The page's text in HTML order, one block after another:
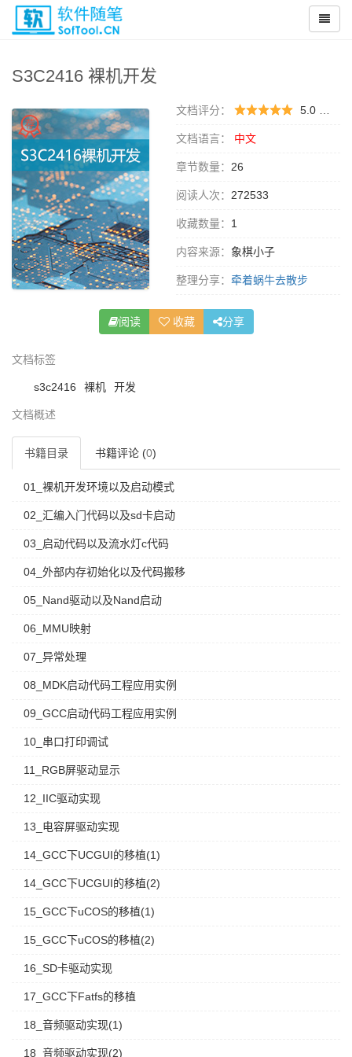
S3C2416 裸机开发
文档评分： 5.0 （
文档语言： 中文
章节数量： 26
阅读人次： 272533
收藏数量： 1
内容来源： 象棋小子
整理分享： 牵着蜗牛去散步
阅读 收藏 分享
文档标签
s3c2416 裸机 开发
文档概述
书籍目录 书籍评论 (0)
01_裸机开发环境以及启动模式
02_汇编入门代码以及sd卡启动
03_启动代码以及流水灯c代码
04_外部内存初始化以及代码搬移
05_Nand驱动以及Nand启动
06_MMU映射
07_异常处理
08_MDK启动代码工程应用实例
09_GCC启动代码工程应用实例
10_串口打印调试
11_RGB屏驱动显示
12_IIC驱动实现
13_电容屏驱动实现
14_GCC下UCGUI的移植(1)
14_GCC下UCGUI的移植(2)
15_GCC下uCOS的移植(1)
15_GCC下uCOS的移植(2)
16_SD卡驱动实现
17_GCC下Fatfs的移植
18_音频驱动实现(1)
18_音频驱动实现(2)